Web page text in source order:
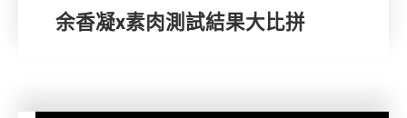
余香凝x素肉測試結果大比拼